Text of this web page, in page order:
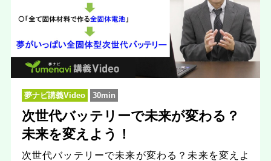
夢ナビ講義Video 30min
次世代バッテリーで未来が変わる？
未来を変えよう！
次世代バッテリーで未来が変わる？未来を変えよ